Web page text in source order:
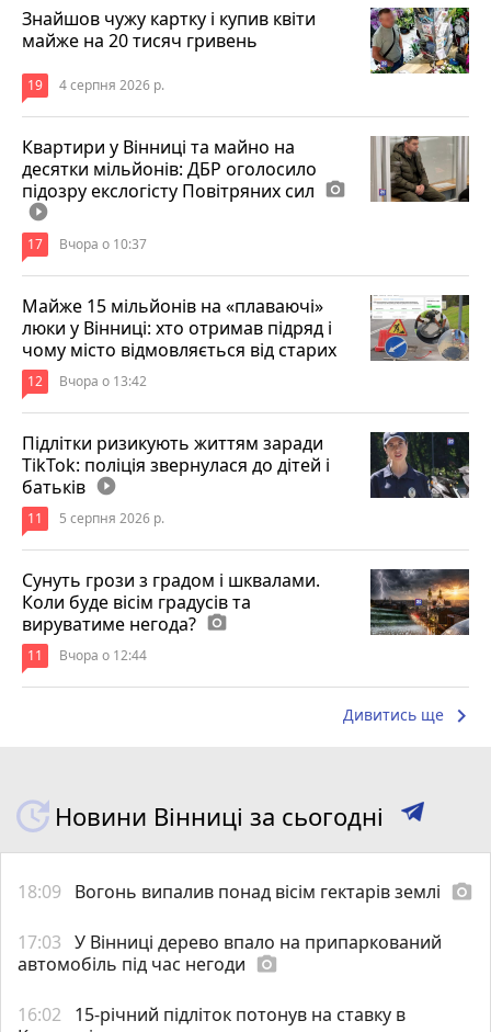
Знайшов чужу картку і купив квіти
майже на 20 тисяч гривень
19 4 серпня 2026 р.
Квартири у Вінниці та майно на
десятки мільйонів: ДБР оголосило
підозру екслогісту Повітряних сил photo_camera
play_circle_filled
17 Вчора о 10:37
Майже 15 мільйонів на «плаваючі»
люки у Вінниці: хто отримав підряд і
чому місто відмовляється від старих
12 Вчора о 13:42
Підлітки ризикують життям заради
TikTok: поліція звернулася до дітей і
батьків play_circle_filled
11 5 серпня 2026 р.
Сунуть грози з градом і шквалами.
Коли буде вісім градусів та
вируватиме негода? photo_camera
11 Вчора о 12:44
Дивитись ще keyboard_arrow_right
Новини Вінниці за сьогодні
18:09 Вогонь випалив понад вісім гектарів землі photo_camera
17:03 У Вінниці дерево впало на припаркований
автомобіль під час негоди photo_camera
16:02
15-річний підліток потонув на ставку в